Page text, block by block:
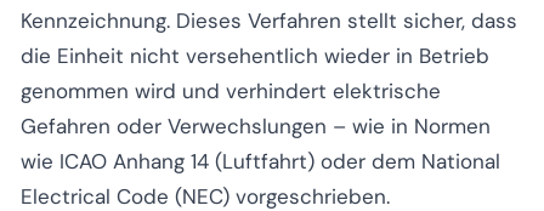
Kennzeichnung. Dieses Verfahren stellt sicher, dass
die Einheit nicht versehentlich wieder in Betrieb
genommen wird und verhindert elektrische
Gefahren oder Verwechslungen – wie in Normen
wie ICAO Anhang 14 (Luftfahrt) oder dem National
Electrical Code (NEC) vorgeschrieben.